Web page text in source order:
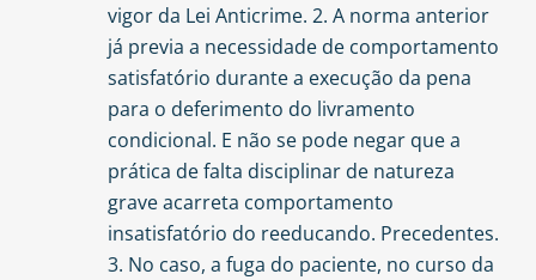
vigor da Lei Anticrime. 2. A norma anterior
já previa a necessidade de comportamento
satisfatório durante a execução da pena
para o deferimento do livramento
condicional. E não se pode negar que a
prática de falta disciplinar de natureza
grave acarreta comportamento
insatisfatório do reeducando. Precedentes.
3. No caso, a fuga do paciente, no curso da